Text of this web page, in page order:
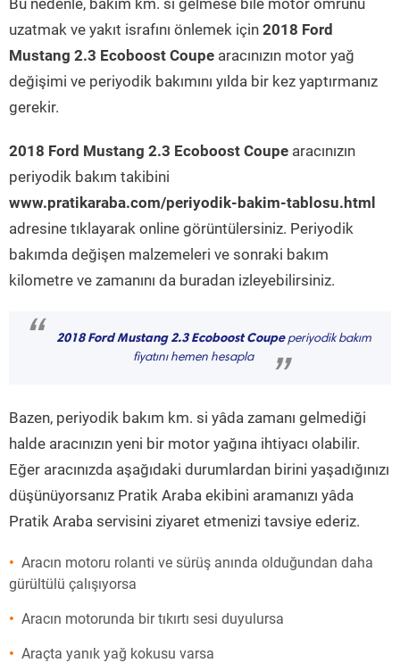
Bu nedenle, bakım km. si gelmese bile motor ömrünü
uzatmak ve yakıt israfını önlemek için 2018 Ford
Mustang 2.3 Ecoboost Coupe aracınızın motor yağ
değişimi ve periyodik bakımını yılda bir kez yaptırmanız
gerekir.
2018 Ford Mustang 2.3 Ecoboost Coupe aracınızın
periyodik bakım takibini
www.pratikaraba.com/periyodik-bakim-tablosu.html
adresine tıklayarak online görüntülersiniz. Periyodik
bakımda değişen malzemeleri ve sonraki bakım
kilometre ve zamanını da buradan izleyebilirsiniz.
“ 2018 Ford Mustang 2.3 Ecoboost Coupeperiyodik bakım
fiyatını hemen hesapla
”
Bazen, periyodik bakım km. si yâda zamanı gelmediği
halde aracınızın yeni bir motor yağına ihtiyacı olabilir.
Eğer aracınızda aşağıdaki durumlardan birini yaşadığınızı
düşünüyorsanız Pratik Araba ekibini aramanızı yâda
Pratik Araba servisini ziyaret etmenizi tavsiye ederiz.
Aracın motoru rolanti ve sürüş anında olduğundan daha
gürültülü çalışıyorsa
Aracın motorunda bir tıkırtı sesi duyulursa
Araçta yanık yağ kokusu varsa